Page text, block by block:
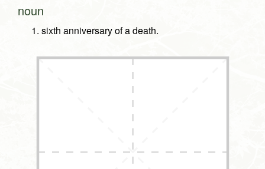
noun
sixth anniversary of a death.